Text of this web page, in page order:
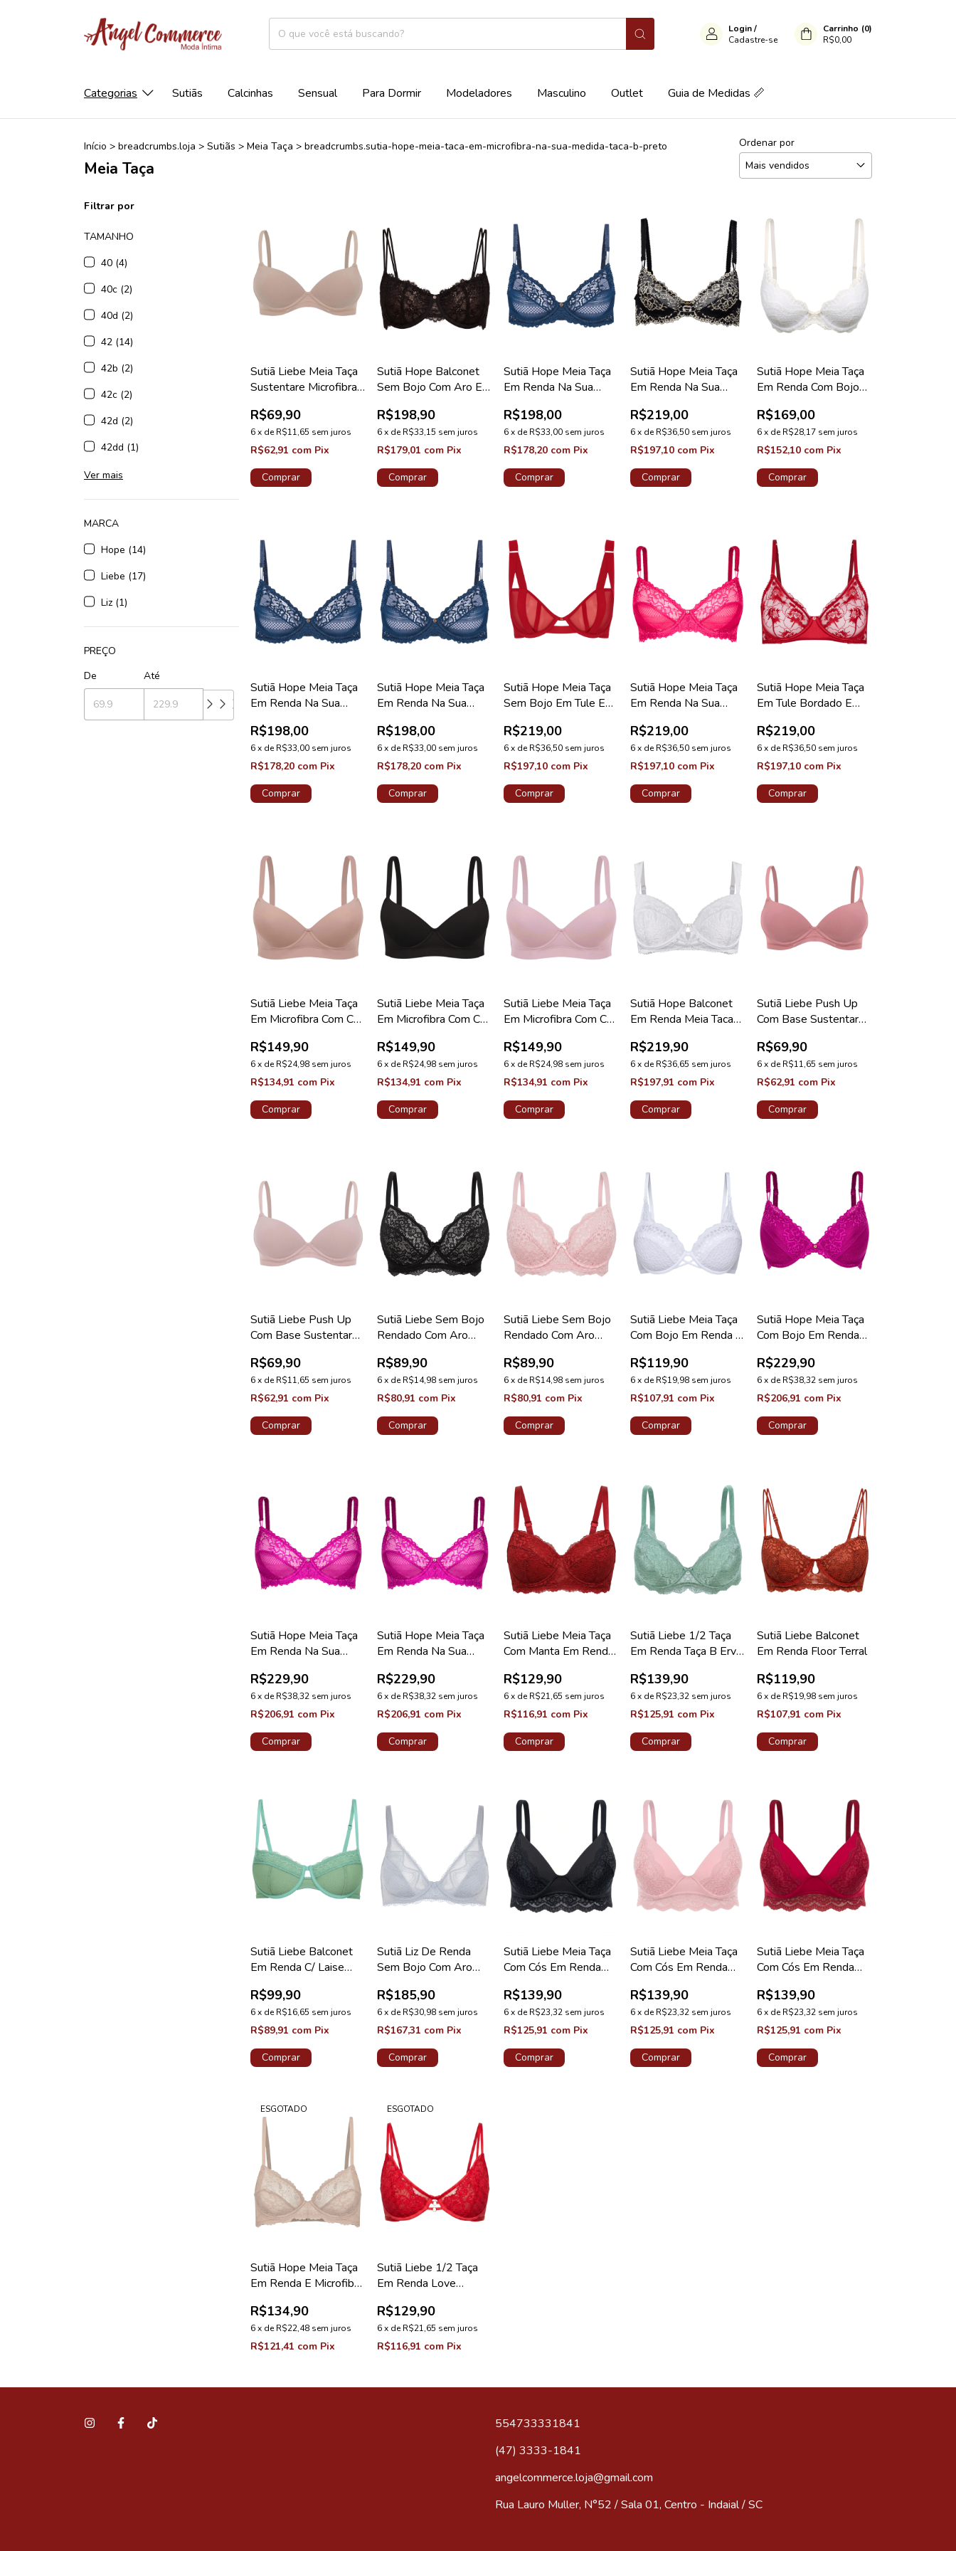
Login/
Cadastre-se
Carrinho (0)
R$0,00
Categorias Sutiãs Calcinhas Sensual Para Dormir Modeladores Masculino Outlet Guia de Medidas 📏
Início > breadcrumbs.loja > Sutiãs > Meia Taça > breadcrumbs.sutia-hope-meia-taca-em-microfibra-na-sua-medida-taca-b-preto
Meia Taça
Ordenar por
Filtrar por
TAMANHO
40 (4)
40c (2)
40d (2)
42 (14)
42b (2)
42c (2)
42d (2)
42dd (1)
Ver mais
MARCA
Hope (14)
Liebe (17)
Liz (1)
PREÇO
De
Até
Sutiã Liebe Meia Taça
Sustentare Microfibra
R$69,90
6 x deR$11,65 sem juros
R$62,91 com Pix
Comprar
Sutiã Hope Balconet
Sem Bojo Com Aro Em
Carmem
R$198,90
6 x deR$33,15 sem juros
R$179,01 com Pix
Comprar
Sutiã Hope Meia Taça
Em Renda Na Sua
Cedro Coleção Valência
R$198,00
6 x deR$33,00 sem juros
R$178,20 com Pix
Comprar
Sutiã Hope Meia Taça
Em Renda Na Sua
Coleção Valência
R$219,00
6x deR$36,50 sem juros
R$197,10 com Pix
Comprar
Sutiã Hope Meia Taça
Em Renda Com Bojo
Mistery
R$169,00
6x deR$28,17 sem juros
R$152,10 com Pix
Comprar
Sutiã Hope Meia Taça
Em Renda Na Sua
Cedro Coleção Valência
R$198,00
6 x deR$33,00 sem juros
R$178,20 com Pix
Comprar
Sutiã Hope Meia Taça
Em Renda Na Sua
Cedro Coleção Valência
R$198,00
6 x deR$33,00 sem juros
R$178,20 com Pix
Comprar
Sutiã Hope Meia Taça
Sem Bojo Em Tule E
Coleção Fascínio
R$219,00
6 x deR$36,50 sem juros
R$197,10 com Pix
Comprar
Sutiã Hope Meia Taça
Em Renda Na Sua
Euforia Coleção
Valência
R$219,00
6x deR$36,50 sem juros
R$197,10 com Pix
Comprar
Sutiã Hope Meia Taça
Em Tule Bordado E
Coleção Gardênia
R$219,00
6x deR$36,50 sem juros
R$197,10 com Pix
Comprar
Sutiã Liebe Meia Taça
Em Microfibra Com Cós
R$149,90
6 x deR$24,98 sem juros
R$134,91 com Pix
Comprar
Sutiã Liebe Meia Taça
Em Microfibra Com Cós
R$149,90
6 x deR$24,98 sem juros
R$134,91 com Pix
Comprar
Sutiã Liebe Meia Taça
Em Microfibra Com Cós
R$149,90
6 x deR$24,98 sem juros
R$134,91 com Pix
Comprar
Sutiã Hope Balconet
Em Renda Meia Taca
R$219,90
6x deR$36,65 sem juros
R$197,91 com Pix
Comprar
Sutiã Liebe Push Up
Com Base Sustentare
Callas
R$69,90
6x deR$11,65 sem juros
R$62,91 com Pix
Comprar
Sutiã Liebe Push Up
Com Base Sustentare
R$69,90
6 x deR$11,65 sem juros
R$62,91 com Pix
Comprar
Sutiã Liebe Sem Bojo
Rendado Com Aro
R$89,90
6 x deR$14,98 sem juros
R$80,91 com Pix
Comprar
Sutiã Liebe Sem Bojo
Rendado Com Aro
R$89,90
6 x deR$14,98 sem juros
R$80,91 com Pix
Comprar
Sutiã Liebe Meia Taça
Com Bojo Em Renda E
Noivas
R$119,90
6x deR$19,98 sem juros
R$107,91 com Pix
Comprar
Sutiã Hope Meia Taça
Com Bojo Em Renda
Valência
R$229,90
6x deR$38,32 sem juros
R$206,91 com Pix
Comprar
Sutiã Hope Meia Taça
Em Renda Na Sua
Drama Coleção
Valência
R$229,90
6 x deR$38,32 sem juros
R$206,91 com Pix
Comprar
Sutiã Hope Meia Taça
Em Renda Na Sua
Drama Coleção
Valência
R$229,90
6 x deR$38,32 sem juros
R$206,91 com Pix
Comprar
Sutiã Liebe Meia Taça
Com Manta Em Renda
R$129,90
6 x deR$21,65 sem juros
R$116,91 com Pix
Comprar
Sutiã Liebe 1/2 Taça
Em Renda Taça B Erva
R$139,90
6x deR$23,32 sem juros
R$125,91 com Pix
Comprar
Sutiã Liebe Balconet
Em Renda Floor Terral
R$119,90
6x deR$19,98 sem juros
R$107,91 com Pix
Comprar
Sutiã Liebe Balconet
Em Renda C/ Laise
R$99,90
6 x deR$16,65 sem juros
R$89,91 com Pix
Comprar
Sutiã Liz De Renda
Sem Bojo Com Aro
Silver
R$185,90
6 x deR$30,98 sem juros
R$167,31 com Pix
Comprar
Sutiã Liebe Meia Taça
Com Cós Em Renda
R$139,90
6 x deR$23,32 sem juros
R$125,91 com Pix
Comprar
Sutiã Liebe Meia Taça
Com Cós Em Renda
R$139,90
6x deR$23,32 sem juros
R$125,91 com Pix
Comprar
Sutiã Liebe Meia Taça
Com Cós Em Renda
R$139,90
6x deR$23,32 sem juros
R$125,91 com Pix
Comprar
ESGOTADO
Sutiã Hope Meia Taça
Em Renda E Microfibra
Love Stories
R$134,90
6 x deR$22,48 sem juros
R$121,41 com Pix
ESGOTADO
Sutiã Liebe 1/2 Taça
Em Renda Love
R$129,90
6 x deR$21,65 sem juros
R$116,91 com Pix
554733331841
(47) 3333-1841
angelcommerce.loja@gmail.com
Rua Lauro Muller, N°52 / Sala 01, Centro - Indaial / SC